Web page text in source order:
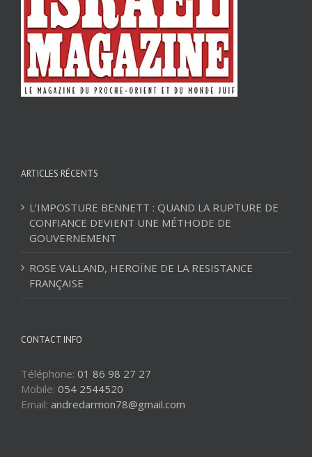
ARTICLES RÉCENTS
L’IMPOSTURE BENNETT : QUAND LA RUPTURE DE
CONFIANCE DEVIENT UNE MÉTHODE DE
GOUVERNEMENT
ROSE VALLAND, HEROÏNE DE LA RESISTANCE
FRANÇAISE
CONTACT INFO
Téléphone: 01 86 98 27 27
Mobile: 054 2544520
Email: andredarmon78@gmail.com